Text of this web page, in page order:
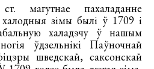
магутнае пахаладанне
зімы былі ў 1709 і
халадэчу ў нашым
ўдзельнікі Паўночнай
шведскай, саксонскай